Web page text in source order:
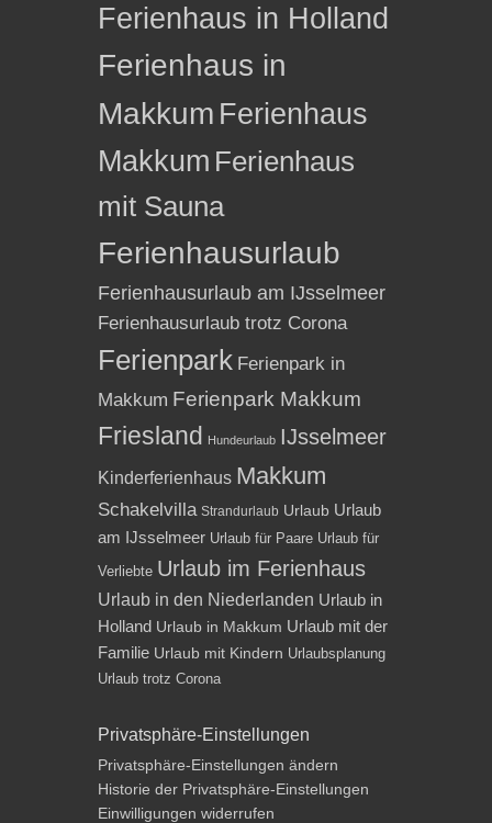
Ferienhaus in Holland
Ferienhaus in
Makkum Ferienhaus
Makkum Ferienhaus
mit Sauna
Ferienhausurlaub
Ferienhausurlaub am IJsselmeer
Ferienhausurlaub trotz Corona
Ferienpark Ferienpark in
Makkum Ferienpark Makkum
Friesland Hundeurlaub IJsselmeer
Kinderferienhaus Makkum
Schakelvilla Strandurlaub Urlaub Urlaub
am IJsselmeer Urlaub für Paare Urlaub für
Verliebte Urlaub im Ferienhaus
Urlaub in den Niederlanden Urlaub in
Holland Urlaub in Makkum Urlaub mit der
Familie Urlaub mit Kindern Urlaubsplanung
Urlaub trotz Corona
Privatsphäre-Einstellungen
Privatsphäre-Einstellungen ändern
Historie der Privatsphäre-Einstellungen
Einwilligungen widerrufen